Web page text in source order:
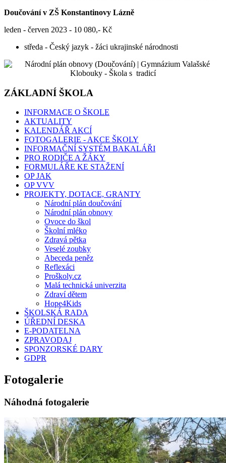
Doučování v ZŠ Konstantinovy Lázně
leden - červen 2023 - 10 080,- Kč
středa - Český jazyk - žáci ukrajinské národnosti
ZÁKLADNÍ ŠKOLA
INFORMACE O ŠKOLE
AKTUALITY
KALENDÁŘ AKCÍ
FOTOGALERIE - AKCE ŠKOLY
INFORMAČNÍ SYSTÉM BAKALÁŘI
PRO RODIČE A ŽÁKY
FORMULÁŘE KE STAŽENÍ
OP JAK
OP VVV
PROJEKTY, DOTACE, GRANTY
Národní plán doučování
Národní plán obnovy
Ovoce do škol
Školní mléko
Zdravá pětka
Veselé zoubky
Abeceda peněz
Reflexáci
Proškoly.cz
Malá technická univerzita
Zdraví dětem
Hope4Kids
ŠKOLSKÁ RADA
ÚŘEDNÍ DESKA
E-PODATELNA
ZPRAVODAJ
SPONZORSKÉ DARY
GDPR
Fotogalerie
Náhodná fotogalerie